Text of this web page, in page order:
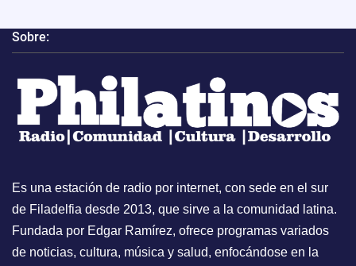
Sobre:
Es una estación de radio por internet, con sede en el sur
de Filadelfia desde 2013, que sirve a la comunidad latina.
Fundada por Edgar Ramírez, ofrece programas variados
de noticias, cultura, música y salud, enfocándose en la